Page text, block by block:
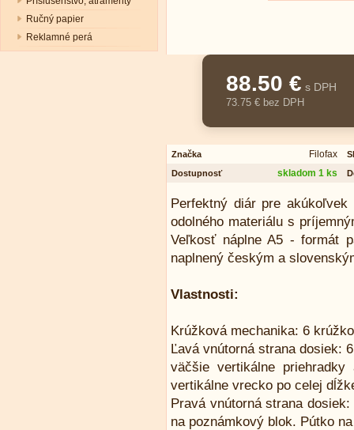
Ručný papier
Reklamné perá
88.50 € s DPH
73.75 € bez DPH
Značka Filofax
Dostupnosť
skladom 1 ks
Perfektný diár pre
odolného materiálu s
Veľkosť náplne A5 - formát
naplnený českým a
Vlastnosti:
Krúžková mechanika: 6
Ľavá vnútorná strana dosiek:
väčšie vertikálne
vertikálne vrecko po celej
Pravá vnútorná strana
na poznámkový blok. Pútko